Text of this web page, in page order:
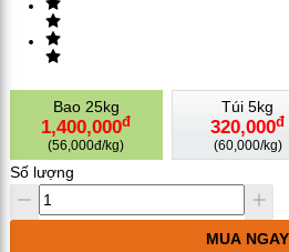
Bao 25kg
1,400,000đ
(56,000đ/kg)
Túi 5kg
320,000đ
(60,000/kg)
Số lượng
MUA NGAY